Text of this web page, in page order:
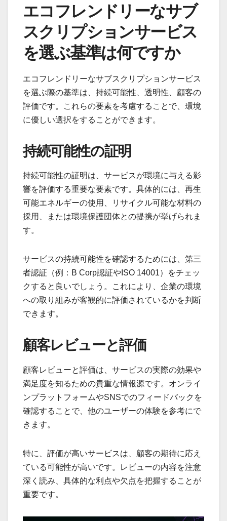
エコフレンドリーなサブ
スクリプションサービス
を選ぶ基準は何ですか
エコフレンドリーなサブスクリプションサービス
を選ぶ際の基準は、持続可能性、透明性、顧客の
評価です。これらの要素を考慮することで、環境
に優しい選択をすることができます。
持続可能性の証明
持続可能性の証明は、サービスが環境に与える影
響を評価する重要な要素です。具体的には、再生
可能エネルギーの使用、リサイクル可能な材料の
採用、または環境保護団体との提携が挙げられま
す。
サービスの持続可能性を確認するためには、第三
者認証（例：B Corp認証やISO 14001）をチェッ
クすると良いでしょう。これにより、企業の環境
への取り組みが客観的に評価されているかを判断
できます。
顧客レビューと評価
顧客レビューと評価は、サービスの実際の効果や
満足度を知るための貴重な情報源です。オンライ
ンプラットフォームやSNSでのフィードバックを
確認することで、他のユーザーの体験を参考にで
きます。
特に、評価が高いサービスは、顧客の期待に応え
ている可能性が高いです。レビューの内容を注意
深く読み、具体的な利点や欠点を把握することが
重要です。